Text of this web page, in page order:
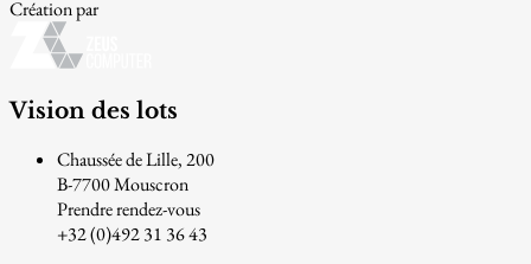
Création par
Vision des lots
Chaussée de Lille, 200
B-7700 Mouscron
Prendre rendez-vous
+32 (0)492 31 36 43